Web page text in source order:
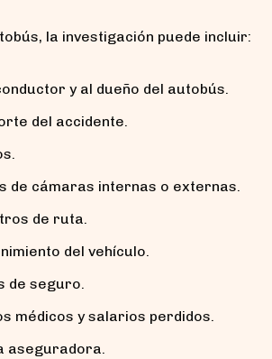
la investigación puede incluir:
y al dueño del autobús.
del accidente.
de cámaras internas o externas.
de ruta.
del vehículo.
de seguro.
médicos y salarios perdidos.
aseguradora.